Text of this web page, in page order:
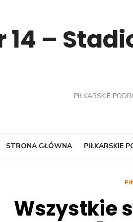
14 –
PIŁKARSKIE
STRONA GŁÓWNA PIŁKARSKIE
Wszystkie